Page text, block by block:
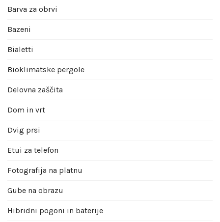
Barva za obrvi
Bazeni
Bialetti
Bioklimatske pergole
Delovna zaščita
Dom in vrt
Dvig prsi
Etui za telefon
Fotografija na platnu
Gube na obrazu
Hibridni pogoni in baterije